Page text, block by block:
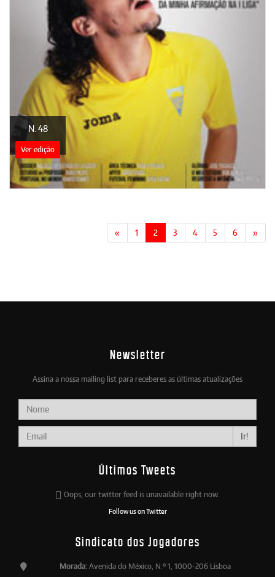
N. 48
Ver edição
« 1 2 3 4 5 6 »
Newsletter
Assina a nossa mailing list para receberes as últimas atualizações
Ir!
Últimos Tweets
Oops, our twitter feed is unavailable right now.
Follow us on Twitter
Sindicato dos Jogadores
Morada:Avenida do México, N.º 1, 1000-206 Lisboa